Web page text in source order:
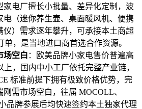
家电厂擅长小批量、差异化定制，波
电（迷你养生壶、桌面暖风机、便携
仪）需求逐年攀升，可承接本土商超
单，是当地进口商首选合作资源。
场空白 ：欧美品牌小家电售价普遍高
上，国内中小工厂依托完整产业链，
标准前提下拥有极致价格优势，完
需市场空白，往届 MOCOLL、
品牌参展后均快速签约本土独家代理